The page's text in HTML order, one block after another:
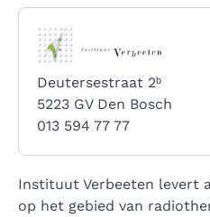
Instituut Verbeeten levert
op het gebied van
Deutersestraat 2ᵇ
5223 GV Den Bosch
013 594 77 77